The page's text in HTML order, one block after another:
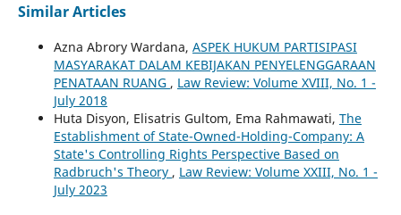
Similar Articles
Azna Abrory Wardana, ASPEK HUKUM PARTISIPASI
MASYARAKAT DALAM KEBIJAKAN PENYELENGGARAAN
PENATAAN RUANG , Law Review: Volume XVIII, No. 1 -
July 2018
Huta Disyon, Elisatris Gultom, Ema Rahmawati, The
Establishment of State-Owned-Holding-Company: A
State's Controlling Rights Perspective Based on
Radbruch's Theory , Law Review: Volume XXIII, No. 1 -
July 2023